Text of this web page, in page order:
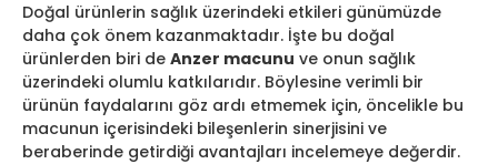
Doğal ürünlerin sağlık üzerindeki etkileri günümüzde
daha çok önem kazanmaktadır. İşte bu doğal
ürünlerden biri de Anzer macunu ve onun sağlık
üzerindeki olumlu katkılarıdır. Böylesine verimli bir
ürünün faydalarını göz ardı etmemek için, öncelikle bu
macunun içerisindeki bileşenlerin sinerjisini ve
beraberinde getirdiği avantajları incelemeye değerdir.